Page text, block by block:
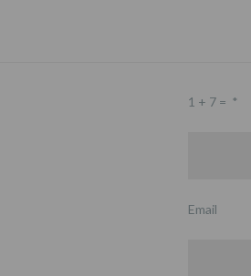
1 + 7 = *
Email